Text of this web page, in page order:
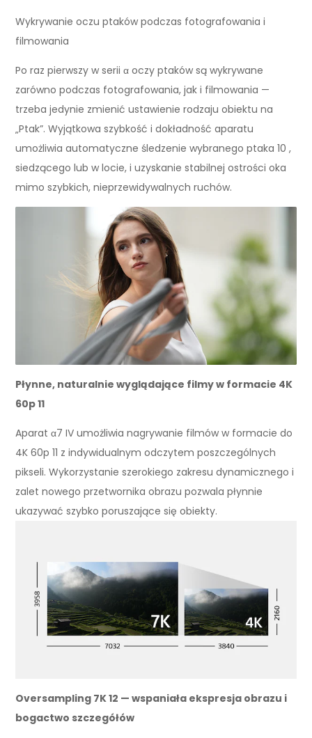
Wykrywanie oczu ptaków podczas fotografowania i
filmowania
Po raz pierwszy w serii α oczy ptaków są wykrywane
zarówno podczas fotografowania, jak i filmowania —
trzeba jedynie zmienić ustawienie rodzaju obiektu na
„Ptak”. Wyjątkowa szybkość i dokładność aparatu
umożliwia automatyczne śledzenie wybranego ptaka 10 ,
siedzącego lub w locie, i uzyskanie stabilnej ostrości oka
mimo szybkich, nieprzewidywalnych ruchów.
Płynne, naturalnie wyglądające filmy w formacie 4K
60p 11
Aparat α7 IV umożliwia nagrywanie filmów w formacie do
4K 60p 11 z indywidualnym odczytem poszczególnych
pikseli. Wykorzystanie szerokiego zakresu dynamicznego i
zalet nowego przetwornika obrazu pozwala płynnie
ukazywać szybko poruszające się obiekty.
Oversampling 7K 12 — wspaniała ekspresja obrazu i
bogactwo szczegółów